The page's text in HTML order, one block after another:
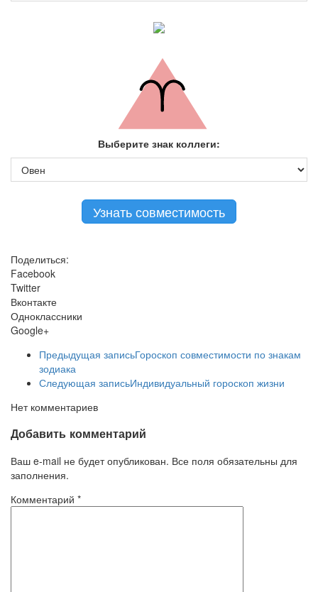
Выберите знак коллеги:
Поделиться:
Facebook
Twitter
Вконтакте
Одноклассники
Google+
Предыдущая записьГороскоп совместимости по знакам
зодиака
Следующая записьИндивидуальный гороскоп жизни
Нет комментариев
Добавить комментарий
Ваш e-mail не будет опубликован. Все поля обязательны для
заполнения.
Комментарий *